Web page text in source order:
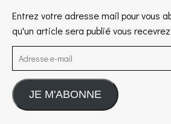
Entrez votre adresse mail pour vous
qu'un article sera publié vous
Adresse e-mail
JE M'ABONNE